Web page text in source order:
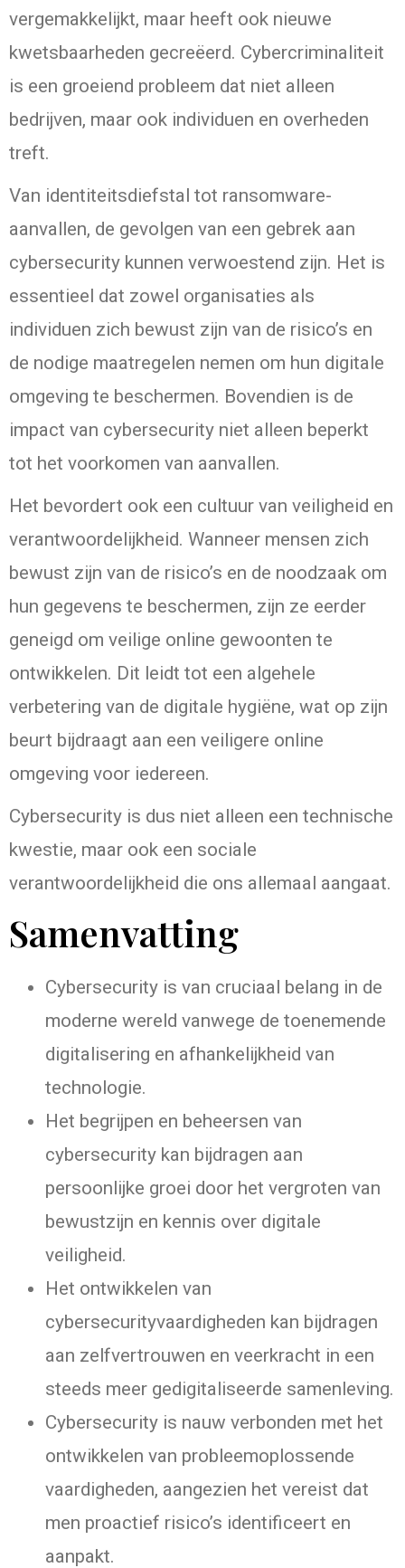
vergemakkelijkt, maar heeft ook nieuwe
kwetsbaarheden gecreëerd. Cybercriminaliteit
is een groeiend probleem dat niet alleen
bedrijven, maar ook individuen en overheden
treft.
Van identiteitsdiefstal tot ransomware-
aanvallen, de gevolgen van een gebrek aan
cybersecurity kunnen verwoestend zijn. Het is
essentieel dat zowel organisaties als
individuen zich bewust zijn van de risico’s en
de nodige maatregelen nemen om hun digitale
omgeving te beschermen. Bovendien is de
impact van cybersecurity niet alleen beperkt
tot het voorkomen van aanvallen.
Het bevordert ook een cultuur van veiligheid en
verantwoordelijkheid. Wanneer mensen zich
bewust zijn van de risico’s en de noodzaak om
hun gegevens te beschermen, zijn ze eerder
geneigd om veilige online gewoonten te
ontwikkelen. Dit leidt tot een algehele
verbetering van de digitale hygiëne, wat op zijn
beurt bijdraagt aan een veiligere online
omgeving voor iedereen.
Cybersecurity is dus niet alleen een technische
kwestie, maar ook een sociale
verantwoordelijkheid die ons allemaal aangaat.
Samenvatting
Cybersecurity is van cruciaal belang in de
moderne wereld vanwege de toenemende
digitalisering en afhankelijkheid van
technologie.
Het begrijpen en beheersen van
cybersecurity kan bijdragen aan
persoonlijke groei door het vergroten van
bewustzijn en kennis over digitale
veiligheid.
Het ontwikkelen van
cybersecurityvaardigheden kan bijdragen
aan zelfvertrouwen en veerkracht in een
steeds meer gedigitaliseerde samenleving.
Cybersecurity is nauw verbonden met het
ontwikkelen van probleemoplossende
vaardigheden, aangezien het vereist dat
men proactief risico’s identificeert en
aanpakt.